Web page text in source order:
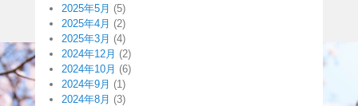
2025年5月 (5)
2025年4月 (2)
2025年3月 (4)
2024年12月 (2)
2024年10月 (6)
2024年9月 (1)
2024年8月 (3)